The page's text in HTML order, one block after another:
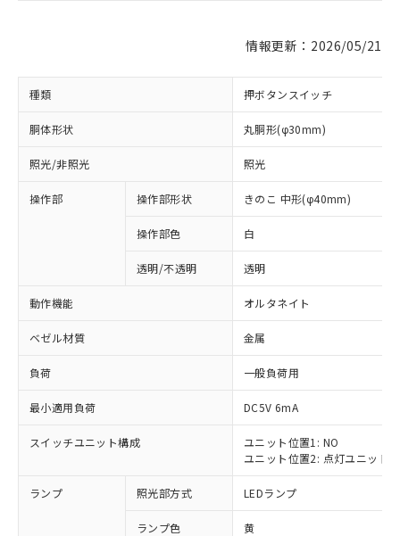
情報更新：2026/05/21
種類 押ボタンスイッチ
胴体形状 丸胴形(φ30mm)
照光/非照光 照光
操作部 操作部形状 きのこ 中形(φ40mm)
操作部色 白
透明/不透明 透明
動作機能 オルタネイト
ベゼル材質 金属
負荷 一般負荷用
最小適用負荷 DC5V 6mA
スイッチユニット構成
ユニット位置1: NO
ユニット位置2: 点灯ユニット
ランプ 照光部方式 LEDランプ
ランプ色 黄